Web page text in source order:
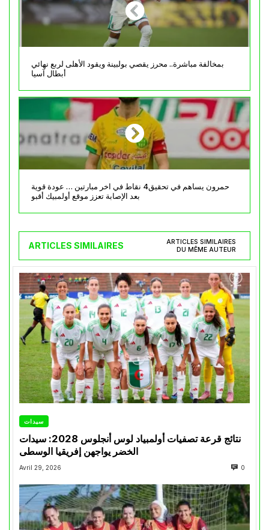
بمخالفة مباشرة.. محرز يقصي بولبينة ويقود الأهلى لربع نهائي
أبطال آسيا
حمرون يساهم في تحقيق4 نقاط في اخر مبارتين … عودة قوية
بعد الإصابة تعزز موقع أولمبيك أقبو
ARTICLES SIMILAIRES
ARTICLES SIMILAIRES
DU MÊME AUTEUR
سيدات
نتائج قرعة تصفيات أولمبياد لوس أنجلوس 2028: سيدات
الخضر يواجهن إفريقيا الوسطى
Avril 29, 2026 0